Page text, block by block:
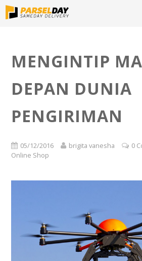
MENGINTIP
DEPAN DUNIA
PENGIRIMAN
05/12/2016 brigita vanesha 0
Online Shop